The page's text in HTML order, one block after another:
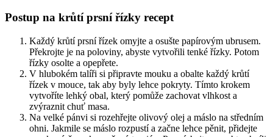
Postup na krůtí prsní řízky recept
Každý krůtí prsní řízek omyjte a osušte papírovým ubrusem.
Překrojte je na poloviny, abyste vytvořili tenké řízky. Potom
řízky osolte a opepřete.
V hlubokém talíři si připravte mouku a obalte každý krůtí
řízek v mouce, tak aby byly lehce pokryty. Tímto krokem
vytvoříte lehký obal, který pomůže zachovat vlhkost a
zvýraznit chuť masa.
Na velké pánvi si rozehřejte olivový olej a máslo na středním
ohni. Jakmile se máslo rozpustí a začne lehce pěnit, přidejte